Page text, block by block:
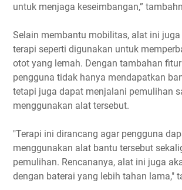
untuk menjaga keseimbangan,”
Selain membantu mobilitas, alat ini
terapi seperti digunakan untuk
otot yang lemah. Dengan tambahan
pengguna tidak hanya mendapatkan
tetapi juga dapat menjalani pemulihan
menggunakan alat tersebut.
"Terapi ini dirancang agar pengguna
menggunakan alat bantu tersebut
pemulihan. Rencananya, alat ini juga
dengan baterai yang lebih tahan lama,"